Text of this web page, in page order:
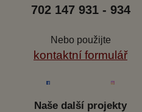
702 147 931 - 934
Nebo použijte
kontaktní formulář
Naše další projekty